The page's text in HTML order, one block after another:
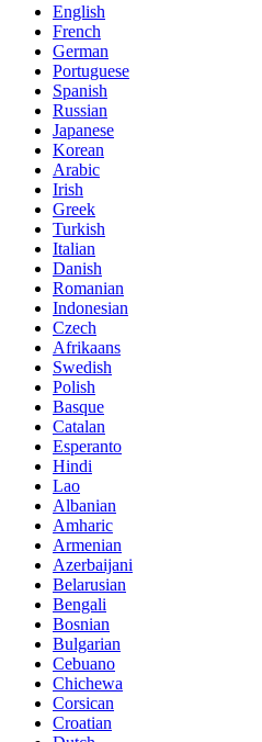
English
French
German
Portuguese
Spanish
Russian
Japanese
Korean
Arabic
Irish
Greek
Turkish
Italian
Danish
Romanian
Indonesian
Czech
Afrikaans
Swedish
Polish
Basque
Catalan
Esperanto
Hindi
Lao
Albanian
Amharic
Armenian
Azerbaijani
Belarusian
Bengali
Bosnian
Bulgarian
Cebuano
Chichewa
Corsican
Croatian